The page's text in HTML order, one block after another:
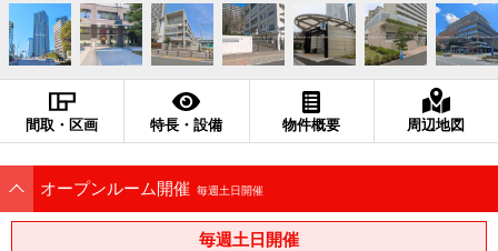
間取・区画 特長・設備 物件概要 周辺地図
オープンルーム開催 毎週土日開催
毎週土日開催